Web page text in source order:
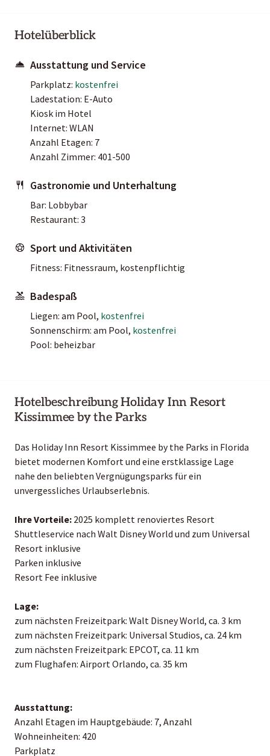
Hotelüberblick
Ausstattung und Service
Parkplatz: kostenfrei
Ladestation: E-Auto
Kiosk im Hotel
Internet: WLAN
Anzahl Etagen: 7
Anzahl Zimmer: 401-500
Gastronomie und Unterhaltung
Bar: Lobbybar
Restaurant: 3
Sport und Aktivitäten
Fitness: Fitnessraum, kostenpflichtig
Badespaß
Liegen: am Pool, kostenfrei
Sonnenschirm: am Pool, kostenfrei
Pool: beheizbar
Hotelbeschreibung Holiday Inn Resort
Kissimmee by the Parks
Das Holiday Inn Resort Kissimmee by the Parks in Florida
bietet modernen Komfort und eine erstklassige Lage
nahe den beliebten Vergnügungsparks für ein
unvergessliches Urlaubserlebnis.
Ihre Vorteile: 2025 komplett renoviertes Resort
Shuttleservice nach Walt Disney World und zum Universal
Resort inklusive
Parken inklusive
Resort Fee inklusive
Lage:
zum nächsten Freizeitpark: Walt Disney World, ca. 3 km
zum nächsten Freizeitpark: Universal Studios, ca. 24 km
zum nächsten Freizeitpark: EPCOT, ca. 11 km
zum Flughafen: Airport Orlando, ca. 35 km
Ausstattung:
Anzahl Etagen im Hauptgebäude: 7, Anzahl
Wohneinheiten: 420
Parkplatz